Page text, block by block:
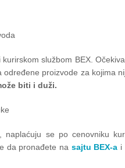
kurirskom službom BEX.
određene proizvode za kojima
biti i duži.
naplaćuju se po cenovniku
da pronađete na sajtu BEX-a i